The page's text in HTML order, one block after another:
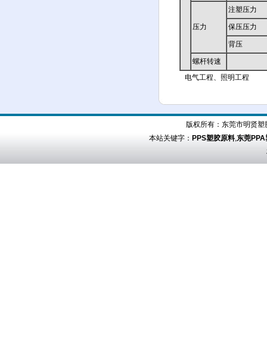
压力
注塑压力
保压压力
背压
螺杆转速
电气工程、照明工程
版权所有： 东莞市明贤塑
本站关键字： PPS塑胶原料,东莞